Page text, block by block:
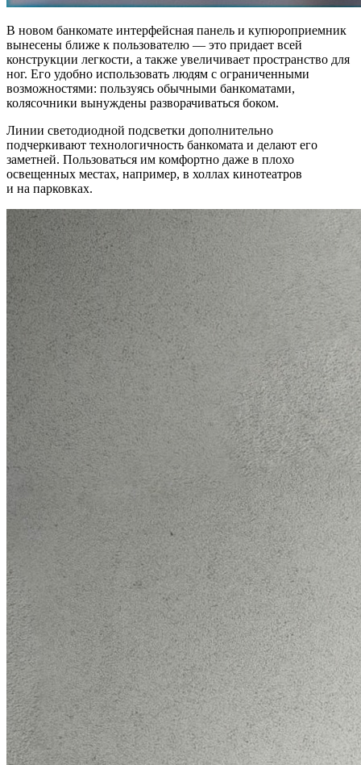
В новом банкомате интерфейсная панель и купюроприемник
вынесены ближе к пользователю — это придает всей
конструкции легкости, а также увеличивает пространство для
ног. Его удобно использовать людям с ограниченными
возможностями: пользуясь обычными банкоматами,
колясочники вынуждены разворачиваться боком.
Линии светодиодной подсветки дополнительно
подчеркивают технологичность банкомата и делают его
заметней. Пользоваться им комфортно даже в плохо
освещенных местах, например, в холлах кинотеатров
и на парковках.